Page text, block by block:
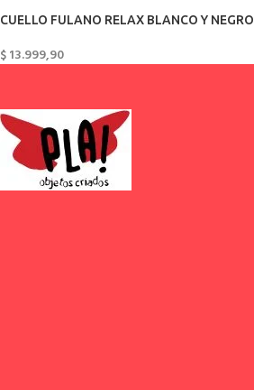
CUELLO FULANO RELAX BLANCO Y NEGRO
$13.999,90